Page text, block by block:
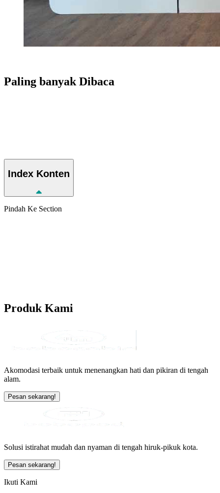
Paling banyak Dibaca
Index Konten
Pindah Ke Section
Produk Kami
Akomodasi terbaik untuk menenangkan hati dan pikiran di tengah
alam.
Pesan sekarang!
Solusi istirahat mudah dan nyaman di tengah hiruk-pikuk kota.
Pesan sekarang!
Ikuti Kami